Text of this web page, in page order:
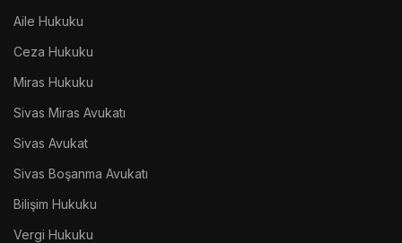
Aile Hukuku
Ceza Hukuku
Miras Hukuku
Sivas Miras Avukatı
Sivas Avukat
Sivas Boşanma Avukatı
Bilişim Hukuku
Vergi Hukuku